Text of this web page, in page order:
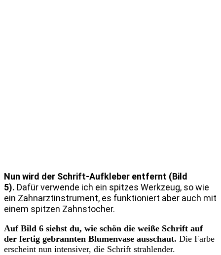
Nun wird der Schrift-Aufkleber entfernt (Bild
5). Dafür verwende ich ein spitzes Werkzeug, so wie
ein Zahnarztinstrument, es funktioniert aber auch mit
einem spitzen Zahnstocher.
Auf Bild 6 siehst du, wie schön die weiße Schrift auf
der fertig gebrannten Blumenvase ausschaut. Die Farbe
erscheint nun intensiver, die Schrift strahlender.